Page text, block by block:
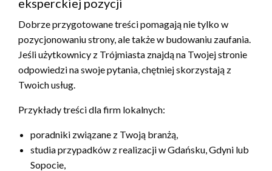
eksperckiej pozycji
Dobrze przygotowane treści pomagają nie tylko w
pozycjonowaniu strony, ale także w budowaniu zaufania.
Jeśli użytkownicy z Trójmiasta znajdą na Twojej stronie
odpowiedzi na swoje pytania, chętniej skorzystają z
Twoich usług.
Przykłady treści dla firm lokalnych:
poradniki związane z Twoją branżą,
studia przypadków z realizacji w Gdańsku, Gdyni lub
Sopocie,